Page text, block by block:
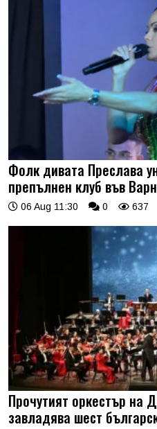
Фолк дивата Преслава
препълнен клуб във
06 Aug 11:30 0 637
Прочутият оркестър на
завладява шест